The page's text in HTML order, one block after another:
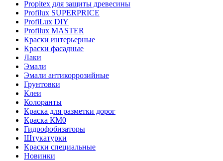
Propitex для защиты древесины
Profilux SUPERPRICE
ProfiLux DIY
Profilux MASTER
Краски интерьерные
Краски фасадные
Лаки
Эмали
Эмали антикоррозийные
Грунтовки
Клеи
Колоранты
Краска для разметки дорог
Краска КМ0
Гидрофобизаторы
Штукатурки
Краски специальные
Новинки